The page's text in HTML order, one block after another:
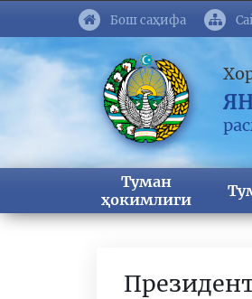
Бош саҳифа
Туман
ҳокимлиги